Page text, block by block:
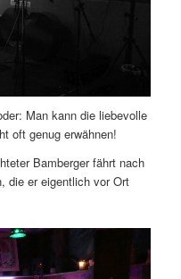
Man kann die liebevolle
oft genug erwähnen!
Bamberger fährt nach
die er eigentlich vor Ort